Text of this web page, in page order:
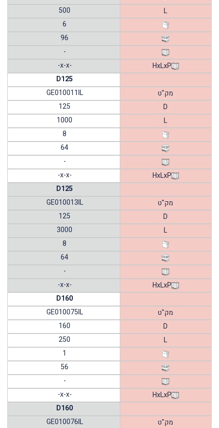
L
500
6
96
-
HxLxP
-x-x-
D125
מק"ט
GE010011IL
D
125
L
1000
8
64
-
HxLxP
-x-x-
D125
מק"ט
GE010013IL
D
125
L
3000
8
64
-
HxLxP
-x-x-
D160
מק"ט
GE010075IL
D
160
L
250
1
56
-
HxLxP
-x-x-
D160
מק"ט
GE010076IL